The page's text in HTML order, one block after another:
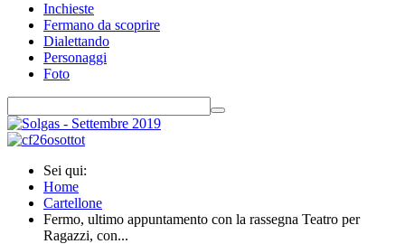
Inchieste
Fermano da scoprire
Dialettando
Personaggi
Foto
Sei qui:
Home
Cartellone
Fermo, ultimo appuntamento con la rassegna Teatro per
Ragazzi, con...